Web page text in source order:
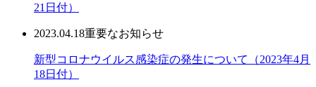
21日付）
2023.04.18重要なお知らせ
新型コロナウイルス感染症の発生について（2023年4月
18日付）